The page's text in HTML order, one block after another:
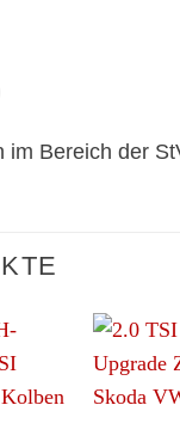
im Bereich der